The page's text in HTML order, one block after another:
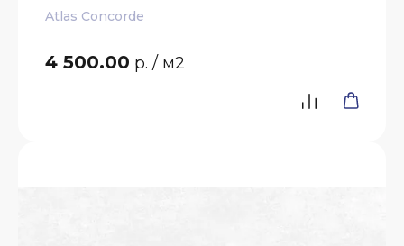
Atlas Concorde
4 500.00 р. / м2